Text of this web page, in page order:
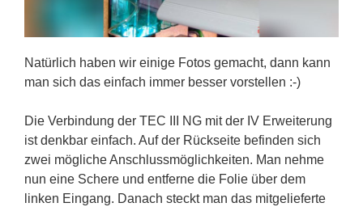
Natürlich haben wir einige Fotos gemacht, dann kann
man sich das einfach immer besser vorstellen :-)
Die Verbindung der TEC III NG mit der IV Erweiterung
ist denkbar einfach. Auf der Rückseite befinden sich
zwei mögliche Anschlussmöglichkeiten. Man nehme
nun eine Schere und entferne die Folie über dem
linken Eingang. Danach steckt man das mitgelieferte